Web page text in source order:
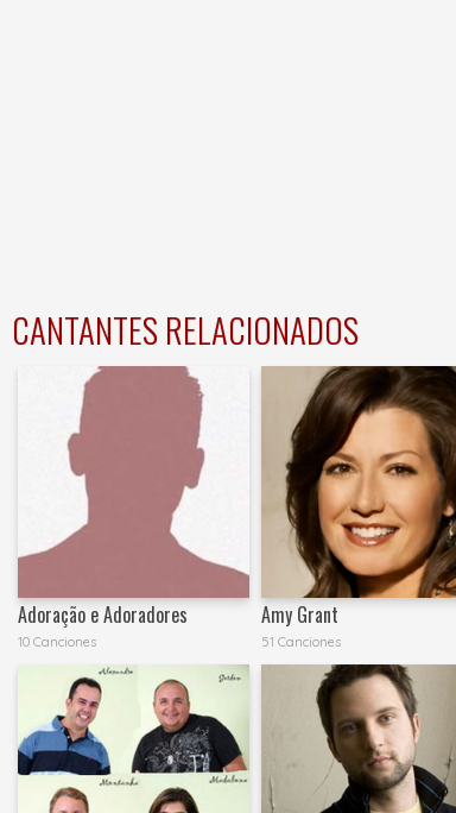
CANTANTES RELACIONADOS
Adoração e Adoradores
10 Canciones
Amy Grant
51 Canciones